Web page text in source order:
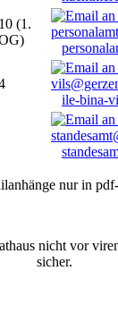
10 (1.
ile-bina-
nicht vor
sicher.